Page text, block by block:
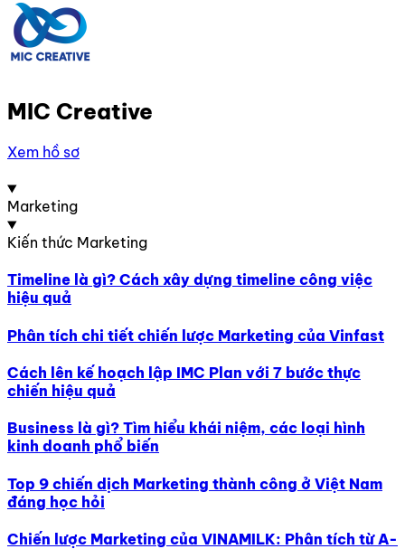
MIC Creative
Xem hồ sơ
Marketing
Kiến thức Marketing
Timeline là gì? Cách xây dựng timeline công việc
hiệu quả
Phân tích chi tiết chiến lược Marketing của Vinfast
Cách lên kế hoạch lập IMC Plan với 7 bước thực
chiến hiệu quả
Business là gì? Tìm hiểu khái niệm, các loại hình
kinh doanh phổ biến
Top 9 chiến dịch Marketing thành công ở Việt Nam
đáng học hỏi
Chiến lược Marketing của VINAMILK: Phân tích từ A-